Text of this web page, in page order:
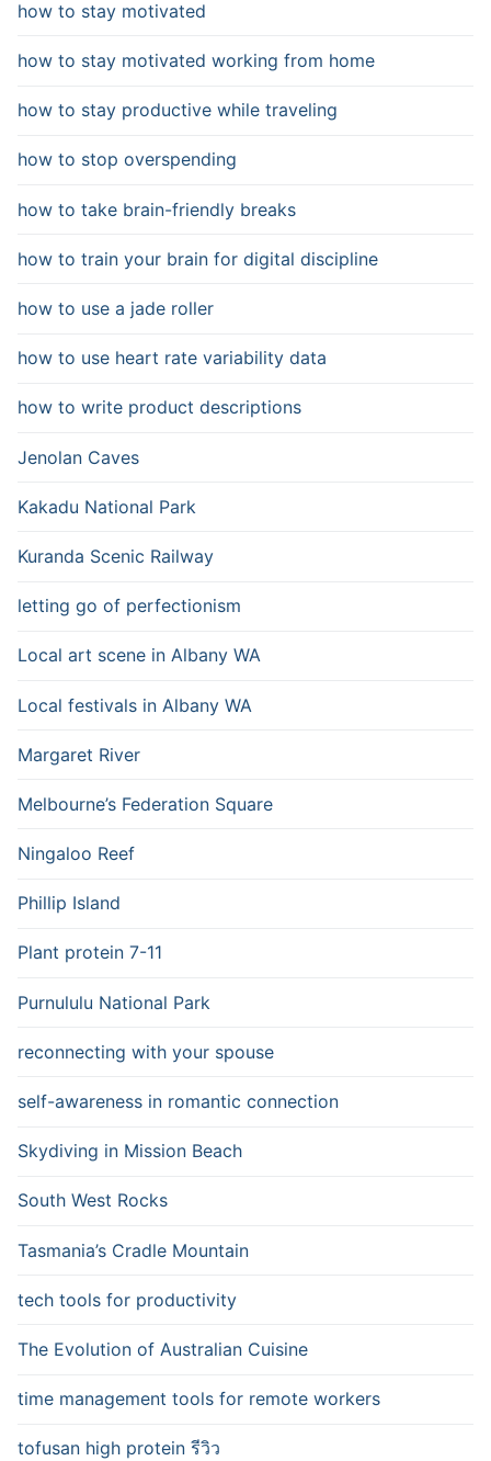
how to stay motivated
how to stay motivated working from home
how to stay productive while traveling
how to stop overspending
how to take brain-friendly breaks
how to train your brain for digital discipline
how to use a jade roller
how to use heart rate variability data
how to write product descriptions
Jenolan Caves
Kakadu National Park
Kuranda Scenic Railway
letting go of perfectionism
Local art scene in Albany WA
Local festivals in Albany WA
Margaret River
Melbourne’s Federation Square
Ningaloo Reef
Phillip Island
Plant protein 7-11
Purnululu National Park
reconnecting with your spouse
self-awareness in romantic connection
Skydiving in Mission Beach
South West Rocks
Tasmania’s Cradle Mountain
tech tools for productivity
The Evolution of Australian Cuisine
time management tools for remote workers
tofusan high protein รีวิว